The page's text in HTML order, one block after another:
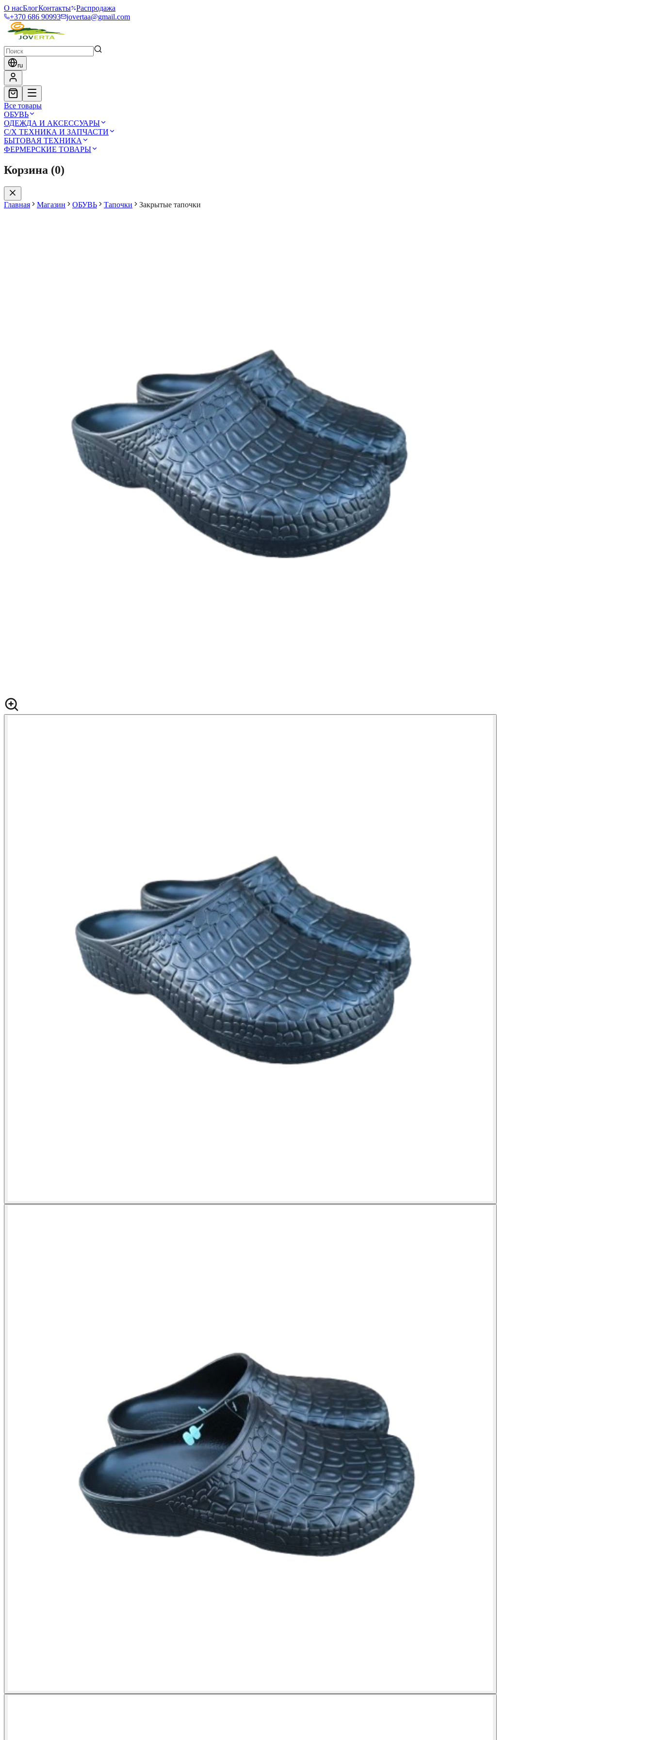
О насБлогКонтакты
Распродажа
+370 686 90993
jovertaa@gmail.com
ru
Все товары
ОБУВЬ
ОДЕЖДА И АКСЕССУАРЫ
С/Х ТЕХНИКА И ЗАПЧАСТИ
БЫТОВАЯ ТЕХНИКА
ФЕРМЕРСКИЕ ТОВАРЫ
Корзина (0)
Главная Магазин ОБУВЬ Тапочки Закрытые тапочки